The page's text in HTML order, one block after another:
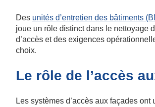
Des unités d’entretien des bâtiments
joue un rôle distinct dans le nettoyage
d’accès et des exigences
choix.
Le rôle de l’accès
Les systèmes d’accès aux façades